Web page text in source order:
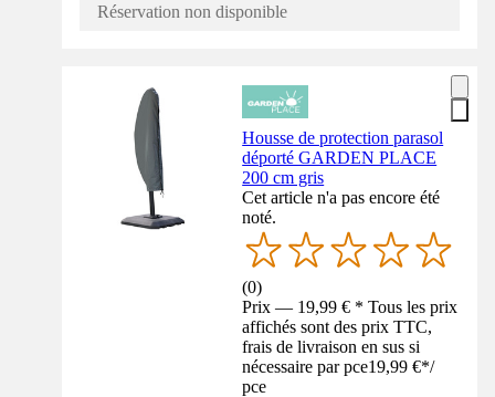
Réservation non disponible
Housse de protection parasol
déporté GARDEN PLACE
200 cm gris
Cet article n'a pas encore été
noté.
(0)
Prix — 19,99 € * Tous les prix
affichés sont des prix TTC,
frais de livraison en sus si
nécessaire par pce19,99 €*/
pce